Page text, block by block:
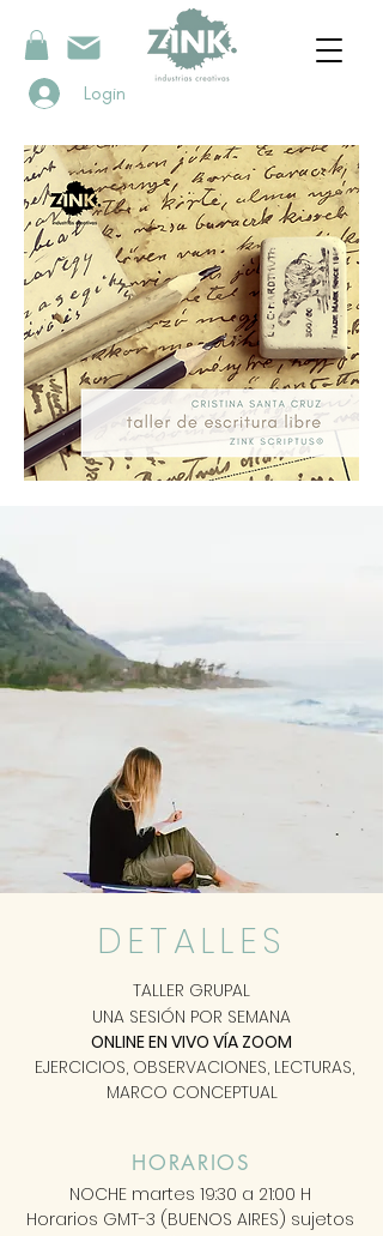
Login
DETALLES
TALLER GRUPAL
UNA SESIÓN POR SEMANA
ONLINE EN VIVO VÍA ZOOM
EJERCICIOS, OBSERVACIONES, LECTURAS,
MARCO CONCEPTUAL
HORARIOS
NOCHE martes 19:30 a 21:00 H
Horarios GMT-3 (BUENOS AIRES) sujetos